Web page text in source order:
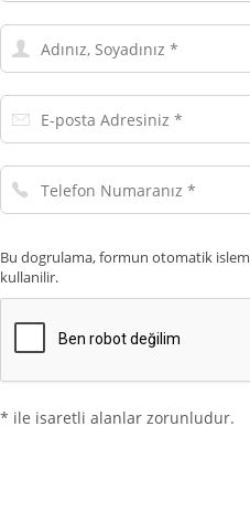
Adınız,
Soyadınız
E-
posta
Telefon
Numaranız
Bu dogrulama, formun otomatik
kullanilir.
* ile isaretli alanlar zorunludur.